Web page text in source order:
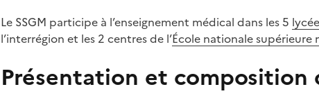
Le SSGM participe à l’enseignement médical dans les 5
l’interrégion et les 2 centres de l’École nationale supérieure
Présentation et composition